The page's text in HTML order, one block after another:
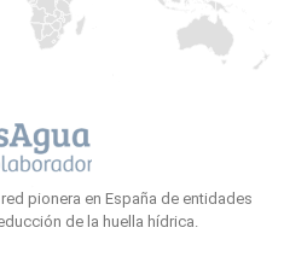
, red pionera en España de entidades
de la huella hídrica.